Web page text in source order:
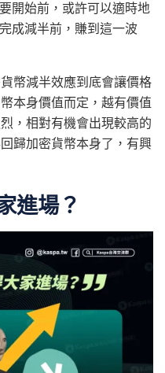
始前，或許可以適時地
成減半前，賺到這一波
減半效應到底會讓價格
本身價值而定，越有價值
，相對有機會出現較高的
歸加密貨幣本身了，有興
進場？